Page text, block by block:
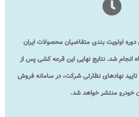
اولویت بندی متقاضیان محصولات ایران
31 خردادماه انجام شد. نتایج نهایی این قرعه کشی پس از
نهادهای نظارتی شرکت، در سامانه فروش
خودرو منتشر خواهد شد.